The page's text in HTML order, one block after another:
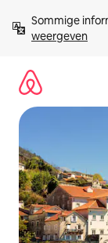
direct
naar
Sommige
weergeven